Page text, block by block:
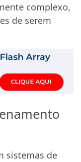
complexo,
de serem
sistemas de